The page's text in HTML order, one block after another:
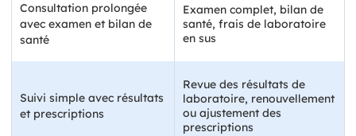
Consultation prolongée
avec examen et bilan de
santé
Examen complet, bilan de
santé, frais de laboratoire
en sus
Suivi simple avec résultats
et prescriptions
Revue des résultats de
laboratoire, renouvellement
ou ajustement des
prescriptions